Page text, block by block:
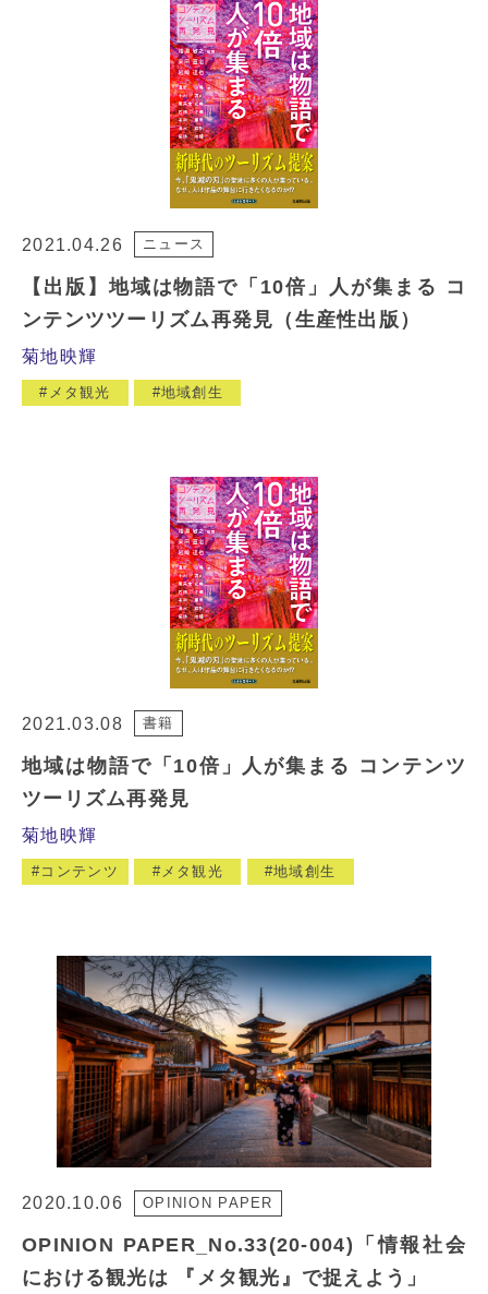
2021.04.26 ニュース
【出版】地域は物語で「10倍」人が集まる コ
ンテンツツーリズム再発見（生産性出版）
菊地映輝
メタ観光 地域創生
2021.03.08 書籍
地域は物語で「10倍」人が集まる コンテンツ
ツーリズム再発見
菊地映輝
コンテンツ メタ観光 地域創生
2020.10.06 OPINION PAPER
OPINION PAPER_No.33(20-004)「情報社会
における観光は 『メタ観光』で捉えよう」